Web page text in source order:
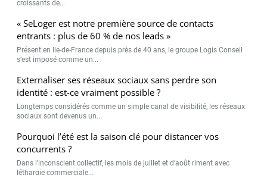
croissants de...
« SeLoger est notre première source de contacts
entrants : plus de 60 % de nos leads »
Présent en Ile-de-France depuis près de 40 ans, le groupe Logis Conseil
s’est imposé comme un...
Externaliser ses réseaux sociaux sans perdre son
identité : est-ce vraiment possible ?
Longtemps considérés comme un simple canal de visibilité, les réseaux
sociaux sont devenus un...
Pourquoi l’été est la saison clé pour distancer vos
concurrents ?
Dans l’inconscient collectif, les mois de juillet et d’août riment avec
léthargie commerciale...